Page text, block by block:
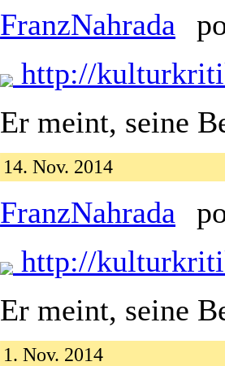
FranzNahrada
http://
Er meint, seine
14. Nov. 2014
FranzNahrada
http://
Er meint, seine
1. Nov. 2014